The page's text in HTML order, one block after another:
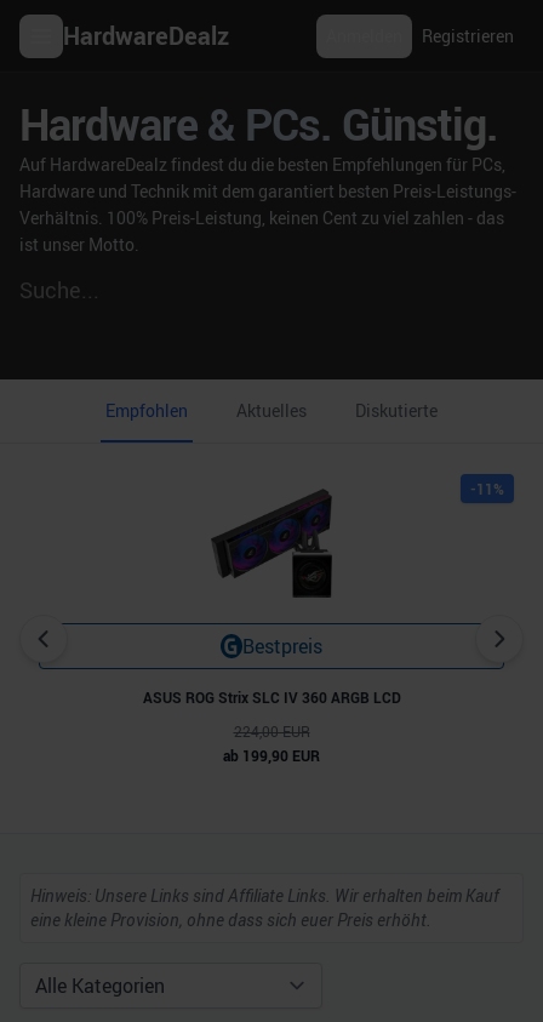
HardwareDealz Registrieren
Hardware & PCs. Günstig.
Auf HardwareDealz findest du die besten Empfehlungen für PCs,
Hardware und Technik mit dem garantiert besten Preis-Leistungs-
Verhältnis. 100% Preis-Leistung, keinen Cent zu viel zahlen - das
ist unser Motto.
Empfohlen Aktuelles Diskutierte
-11 %
Bestpreis
ASUS ROG Strix SLC IV 360 ARGB LCD
224,00 EUR
ab 199,90 EUR
Hinweis: Unsere Links sind Affiliate Links. Wir erhalten beim Kauf
eine kleine Provision, ohne dass sich euer Preis erhöht.